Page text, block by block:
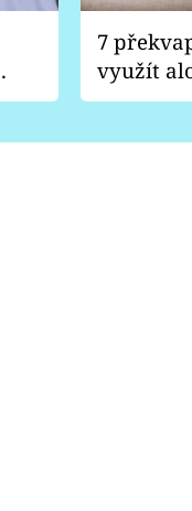
7
využít